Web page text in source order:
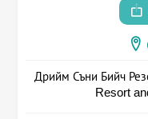
Дрийм Съни Бийч
Resort